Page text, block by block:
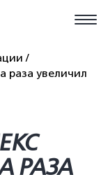
раза увеличил
РАЗА